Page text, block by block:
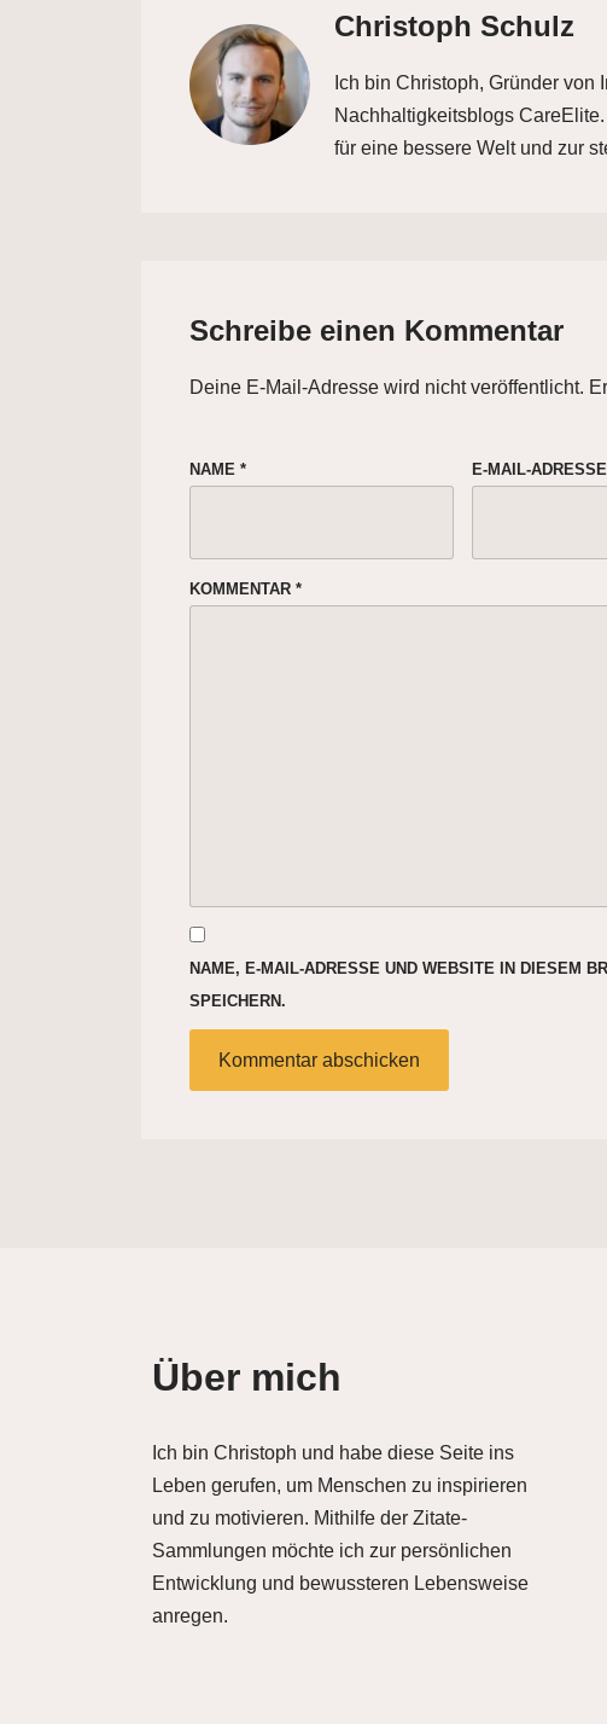
Christoph Schulz
Ich bin Christoph, Gründer
Nachhaltigkeitsblogs
für eine bessere Welt und zur
Schreibe einen Kommentar
Deine E-Mail-Adresse wird nicht veröffentlicht.
NAME * E-MAIL-
KOMMENTAR *
NAME, E-MAIL-ADRESSE UND WEBSITE IN DIESEM
SPEICHERN.
Über mich
Ich bin Christoph und habe diese Seite ins
Leben gerufen, um Menschen zu inspirieren
und zu motivieren. Mithilfe der Zitate-
Sammlungen möchte ich zur persönlichen
Entwicklung und bewussteren Lebensweise
anregen.